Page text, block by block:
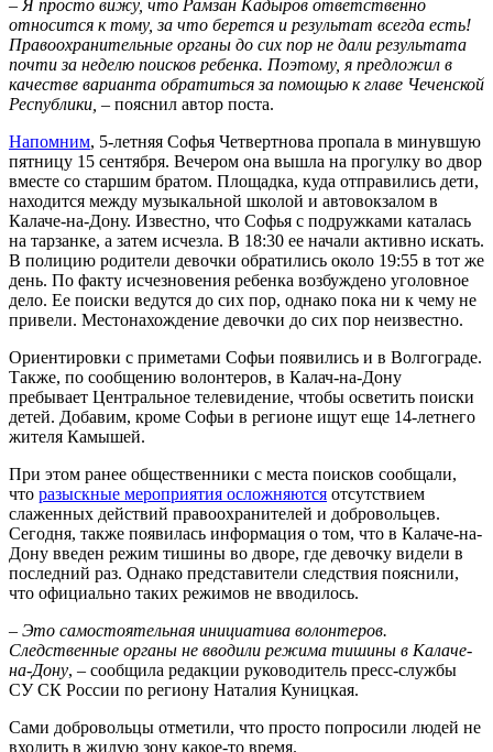
– Я просто вижу, что Рамзан Кадыров ответственно
относится к тому, за что берется и результат всегда есть!
Правоохранительные органы до сих пор не дали результата
почти за неделю поисков ребенка. Поэтому, я предложил в
качестве варианта обратиться за помощью к главе Чеченской
Республики, – пояснил автор поста.
Напомним, 5-летняя Софья Четвертнова пропала в минувшую
пятницу 15 сентября. Вечером она вышла на прогулку во двор
вместе со старшим братом. Площадка, куда отправились дети,
находится между музыкальной школой и автовокзалом в
Калаче-на-Дону. Известно, что Софья с подружками каталась
на тарзанке, а затем исчезла. В 18:30 ее начали активно искать.
В полицию родители девочки обратились около 19:55 в тот же
день. По факту исчезновения ребенка возбуждено уголовное
дело. Ее поиски ведутся до сих пор, однако пока ни к чему не
привели. Местонахождение девочки до сих пор неизвестно.
Ориентировки с приметами Софьи появились и в Волгограде.
Также, по сообщению волонтеров, в Калач-на-Дону
пребывает Центральное телевидение, чтобы осветить поиски
детей. Добавим, кроме Софьи в регионе ищут еще 14-летнего
жителя Камышей.
При этом ранее общественники с места поисков сообщали,
что разыскные мероприятия осложняются отсутствием
слаженных действий правоохранителей и добровольцев.
Сегодня, также появилась информация о том, что в Калаче-на-
Дону введен режим тишины во дворе, где девочку видели в
последний раз. Однако представители следствия пояснили,
что официально таких режимов не вводилось.
– Это самостоятельная инициатива волонтеров.
Следственные органы не вводили режима тишины в Калаче-
на-Дону, – сообщила редакции руководитель пресс-службы
СУ СК России по региону Наталия Куницкая.
Сами добровольцы отметили, что просто попросили людей не
входить в жилую зону какое-то время.